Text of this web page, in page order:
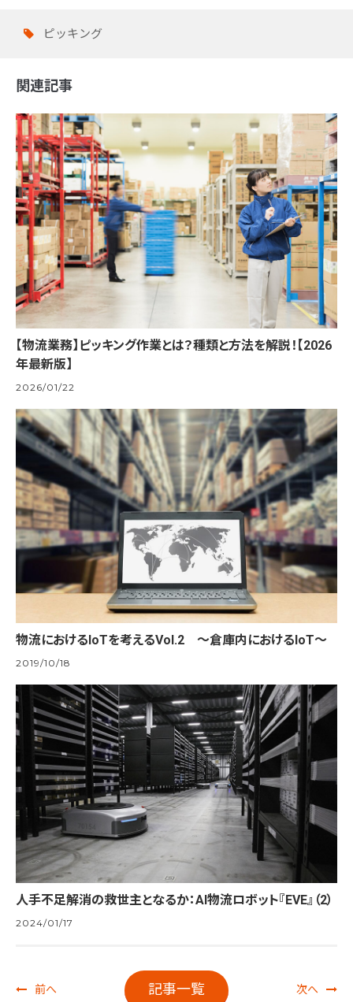
ピッキング
関連記事
【物流業務】ピッキング作業とは？種類と方法を解説！【2026
年最新版】
2026/01/22
物流におけるIoTを考えるVol.2 ～倉庫内におけるIoT～
2019/10/18
人手不足解消の救世主となるか：AI物流ロボット『EVE』（2）
2024/01/17
前へ 記事一覧 次へ